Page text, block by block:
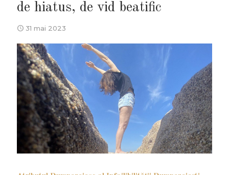
de hiatus, de vid beatific
31 mai 2023